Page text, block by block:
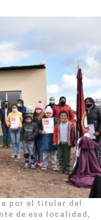
por el titular del
de esa localidad,